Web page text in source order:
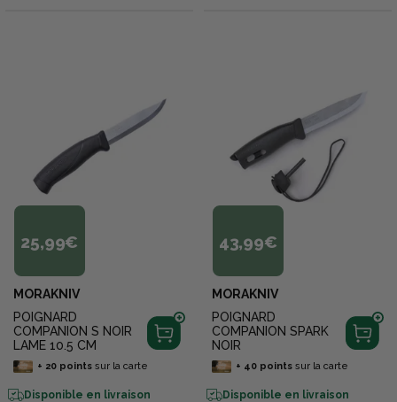
25,99€
MORAKNIV
POIGNARD
COMPANION S NOIR
LAME 10.5 CM
+ 20pointssur la carte
Disponible en livraison
43,99€
MORAKNIV
POIGNARD
COMPANION SPARK
NOIR
+ 40pointssur la carte
Disponible en livraison